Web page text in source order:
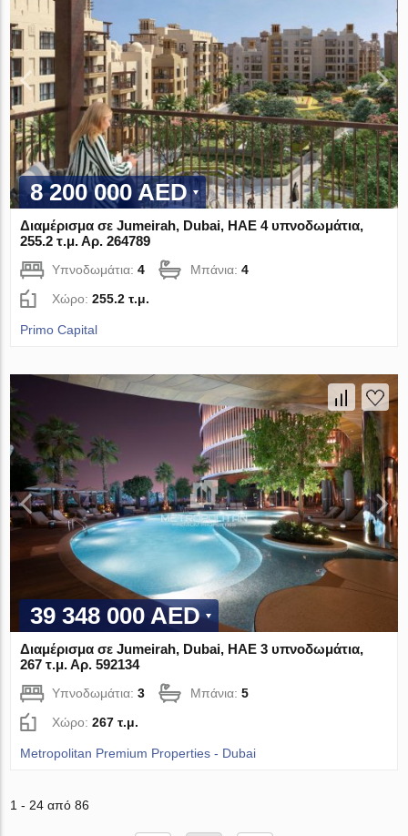
8 200 000 AED
Διαμέρισμα σε Jumeirah, Dubai, ΗΑΕ 4 υπνοδωμάτια,
255.2 τ.μ. Αρ. 264789
Υπνοδωμάτια:4 Μπάνια:4
Χώρο:255.2 τ.μ.
Primo Capital
39 348 000 AED
Διαμέρισμα σε Jumeirah, Dubai, ΗΑΕ 3 υπνοδωμάτια,
267 τ.μ. Αρ. 592134
Υπνοδωμάτια:3 Μπάνια:5
Χώρο:267 τ.μ.
Metropolitan Premium Properties - Dubai
1 - 24 από 86